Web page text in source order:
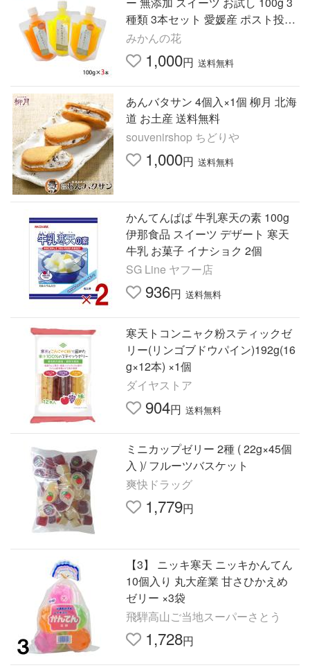
種類 3本セット 愛媛産 ポスト投函
020304204001 ポイント利用 爆買
みかんの花
1,000円 送料無料
あんバタサン 4個入×1個 柳月 北海
道 お土産 送料無料
souvenirshop ちどりや
1,000円 送料無料
かんてんぱぱ 牛乳寒天の素 100g
伊那食品 スイーツ デザート 寒天
牛乳 お菓子 イナショク 2個
SG Line ヤフー店
936円 送料無料
寒天トコンニャク粉スティックゼ
リー(リンゴブドウパイン)192g(16
g×12本) ×1個
ダイヤストア
904円 送料無料
ミニカップゼリー 2種 ( 22g×45個
入 )/ フルーツバスケット
爽快ドラッグ
1,779円
【3】 ニッキ寒天 ニッキかんてん
10個入り 丸大産業 甘さひかえめ
ゼリー ×3袋
飛騨高山ご当地スーパーさとう
1,728円